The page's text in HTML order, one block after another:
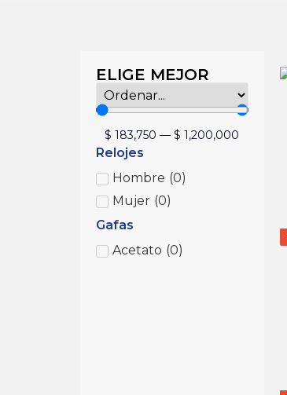
ELIGE MEJOR
$ 183,750—$ 1,200,000
Relojes
Hombre (0)
Mujer (0)
Gafas
Acetato (0)